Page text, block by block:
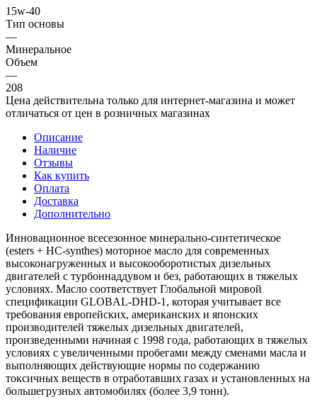
15w-40
Тип основы
—
Минеральное
Объем
—
208
Цена действительна только для интернет-магазина и может
отличаться от цен в розничных магазинах
Описание
Наличие
Отзывы
Как купить
Оплата
Доставка
Дополнительно
Инновационное всесезонное минерально-синтетическое
(esters + HC-synthes) моторное масло для современных
высоконагруженных и высокооборотистых дизельных
двигателей с турбоннаддувом и без, работающих в тяжелых
условиях. Масло соответствует Глобальной мировой
спецификации GLOBAL-DHD-1, которая учитывает все
требования европейских, американских и японских
производителей тяжелых дизельных двигателей,
произведенными начиная с 1998 года, работающих в тяжелых
условиях с увеличенными пробегами между сменами масла и
выполняющих действующие нормы по содержанию
токсичных веществ в отработавших газах и установленных на
большегрузных автомобилях (более 3,9 тонн).